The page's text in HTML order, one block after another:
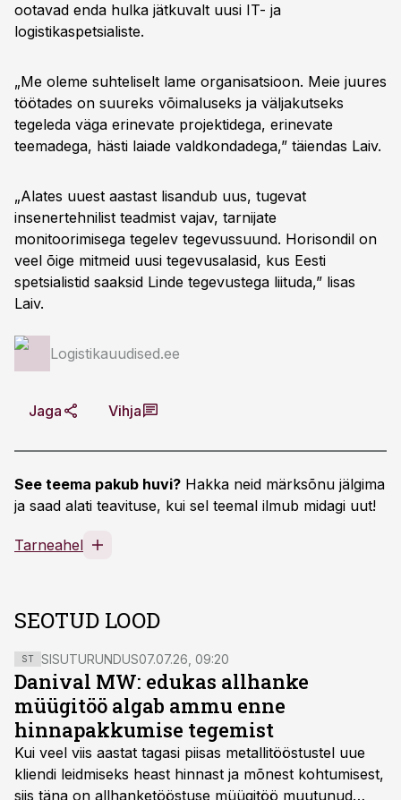
ootavad enda hulka jätkuvalt uusi IT- ja
logistikaspetsialiste.
„Me oleme suhteliselt lame organisatsioon. Meie juures
töötades on suureks võimaluseks ja väljakutseks
tegeleda väga erinevate projektidega, erinevate
teemadega, hästi laiade valdkondadega,” täiendas Laiv.
„Alates uuest aastast lisandub uus, tugevat
insenertehnilist teadmist vajav, tarnijate
monitoorimisega tegelev tegevussuund. Horisondil on
veel õige mitmeid uusi tegevusalasid, kus Eesti
spetsialistid saaksid Linde tegevustega liituda,” lisas
Laiv.
Logistikauudised.ee
Jaga Vihja
See teema pakub huvi? Hakka neid märksõnu jälgima
ja saad alati teavituse, kui sel teemal ilmub midagi uut!
Tarneahel
SEOTUD LOOD
ST SISUTURUNDUS07.07.26, 09:20
Danival MW: edukas allhanke
müügitöö algab ammu enne
hinnapakkumise tegemist
Kui veel viis aastat tagasi piisas metallitööstustel uue
kliendi leidmiseks heast hinnast ja mõnest kohtumisest,
siis täna on allhanketööstuse müügitöö muutunud